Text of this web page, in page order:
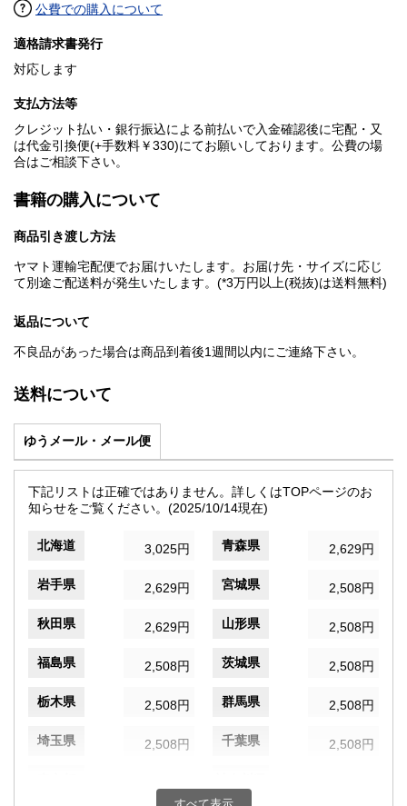
公費での購入について
適格請求書発行
対応します
支払方法等
クレジット払い・銀行振込による前払いで入金確認後に宅配・又
は代金引換便(+手数料￥330)にてお願いしております。公費の場
合はご相談下さい。
書籍の購入について
商品引き渡し方法
ヤマト運輸宅配便でお届けいたします。お届け先・サイズに応じ
て別途ご配送料が発生いたします。(*3万円以上(税抜)は送料無料)
返品について
不良品があった場合は商品到着後1週間以内にご連絡下さい。
送料について
ゆうメール・メール便
下記リストは正確ではありません。詳しくはTOPページのお
知らせをご覧ください。(2025/10/14現在)
北海道 3,025円 青森県 2,629円
岩手県 2,629円 宮城県 2,508円
秋田県 2,629円 山形県 2,508円
福島県 2,508円 茨城県 2,508円
栃木県 2,508円 群馬県 2,508円
埼玉県 2,508円 千葉県 2,508円